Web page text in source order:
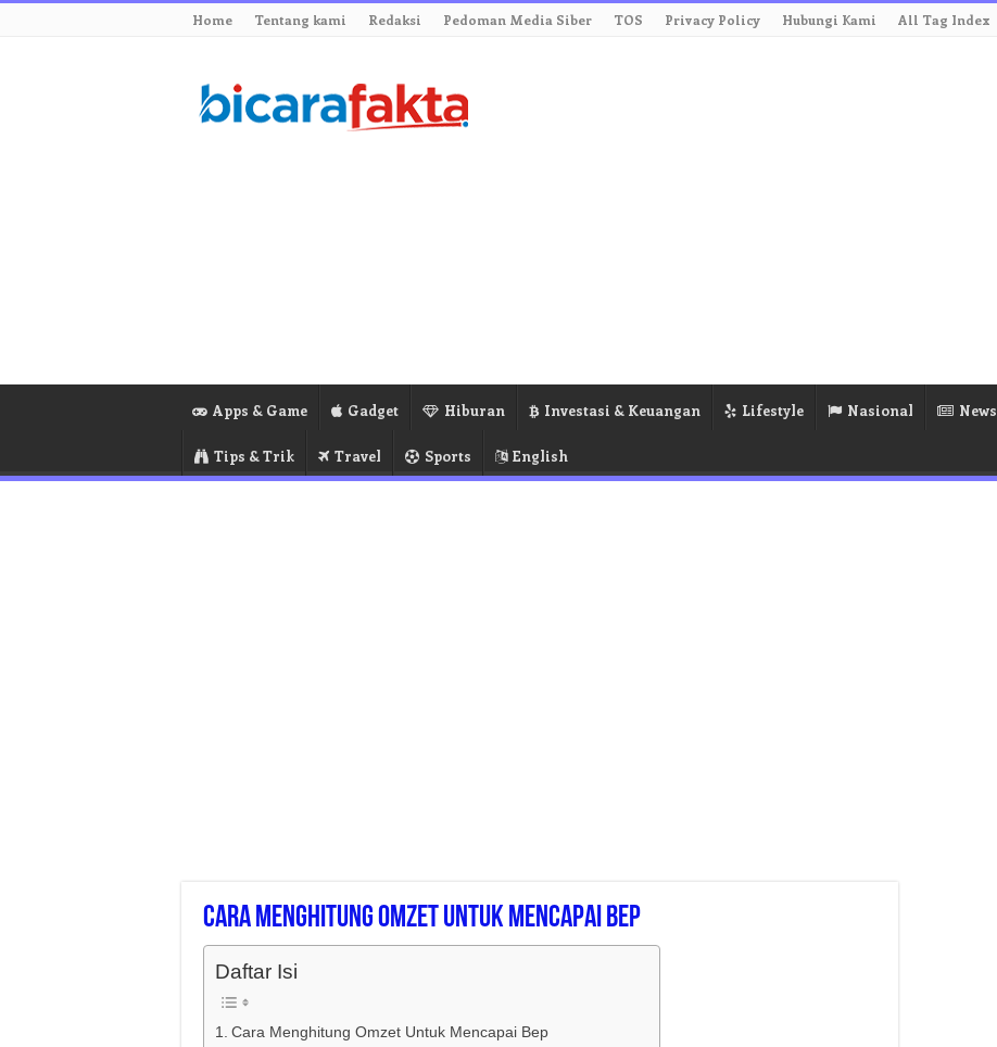
Home Tentang kami Redaksi Pedoman Media Siber TOS Privacy Policy Hubungi Kami All Tag Index
Apps & Game Gadget Hiburan Investasi & Keuangan Lifestyle Nasional News
Tips & Trik Travel Sports English
Cara Menghitung Omzet Untuk Mencapai Bep
Daftar Isi
Cara Menghitung Omzet Untuk Mencapai Bep